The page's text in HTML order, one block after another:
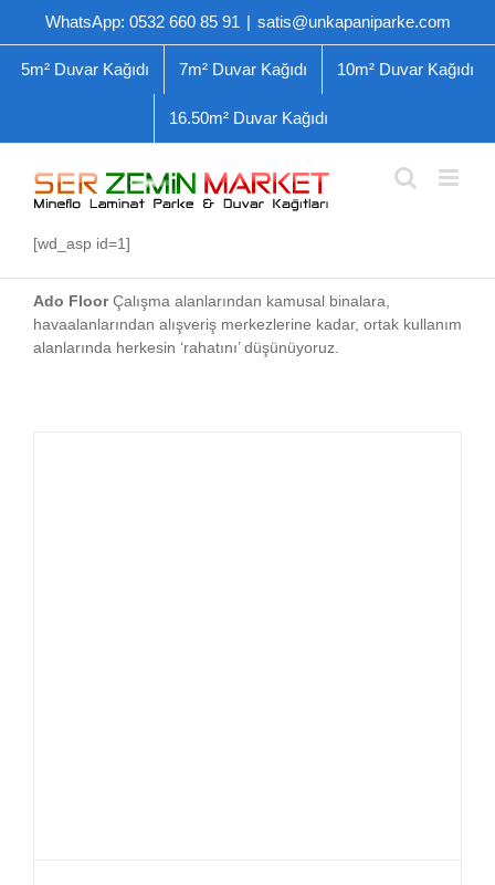
WhatsApp: 0532 660 85 91 | satis@unkapaniparke.com
5m² Duvar Kağıdı 7m² Duvar Kağıdı 10m² Duvar Kağıdı
16.50m² Duvar Kağıdı
[wd_asp id=1]
Ado FloorÇalışma alanlarından kamusal binalara,
havaalanlarından alışveriş merkezlerine kadar, ortak kullanım
alanlarında herkesin ‘rahatını’ düşünüyoruz.